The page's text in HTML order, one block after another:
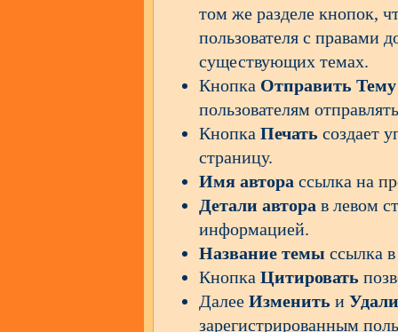
том же разделе кнопок,
пользователя с правами
существующих темах.
Кнопка Отправить Тему
пользователям
КнопкаПечать создает
страницу.
Имя автора ссылка на
Детали автора в левом
информацией.
Название темы ссылка
КнопкаЦитировать
ДалееИзменить и
зарегистрированным